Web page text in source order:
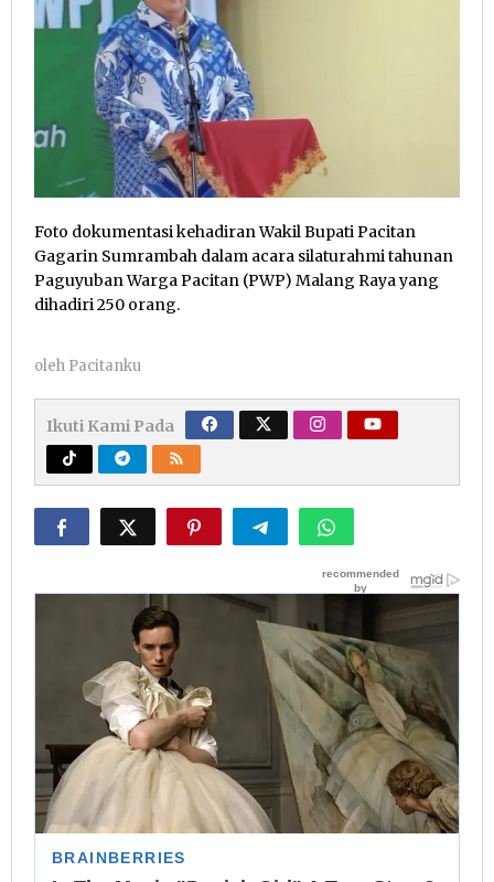
Foto dokumentasi kehadiran Wakil Bupati Pacitan
Gagarin Sumrambah dalam acara silaturahmi tahunan
Paguyuban Warga Pacitan (PWP) Malang Raya yang
dihadiri 250 orang.
oleh Pacitanku
Ikuti Kami Pada